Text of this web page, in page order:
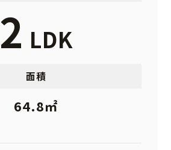
2 LDK
面積
64.8㎡